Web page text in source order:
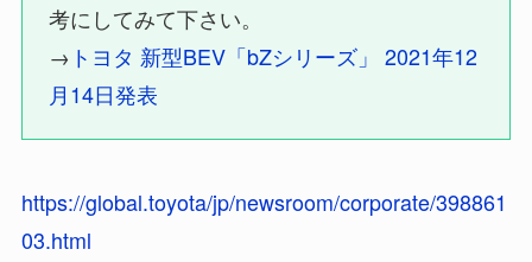
考にしてみて下さい。
→ トヨタ 新型BEV「bZシリーズ」 2021年12
月14日発表
https://global.toyota/jp/newsroom/corporate/398861
03.html